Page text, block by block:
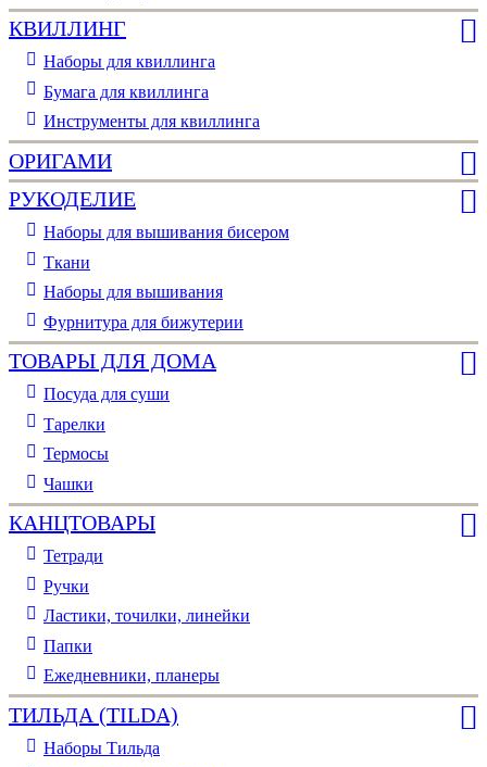
КВИЛЛИНГ
Наборы для квиллинга
Бумага для квиллинга
Инструменты для квиллинга
ОРИГАМИ
РУКОДЕЛИЕ
Наборы для вышивания бисером
Ткани
Наборы для вышивания
Фурнитура для бижутерии
ТОВАРЫ ДЛЯ ДОМА
Посуда для суши
Тарелки
Термосы
Чашки
КАНЦТОВАРЫ
Тетради
Ручки
Ластики, точилки, линейки
Папки
Ежедневники, планеры
ТИЛЬДА (TILDA)
Наборы Тильда